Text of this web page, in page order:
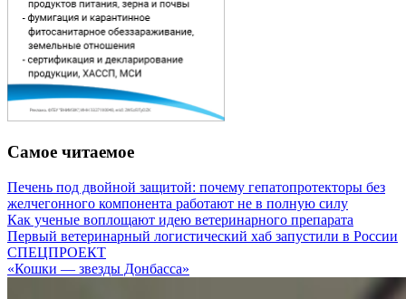
Самое читаемое
Печень под двойной защитой: почему гепатопротекторы без
желчегонного компонента работают не в полную силу
Как ученые воплощают идею ветеринарного препарата
Первый ветеринарный логистический хаб запустили в России
СПЕЦПРОЕКТ
«Кошки — звезды Донбасса»